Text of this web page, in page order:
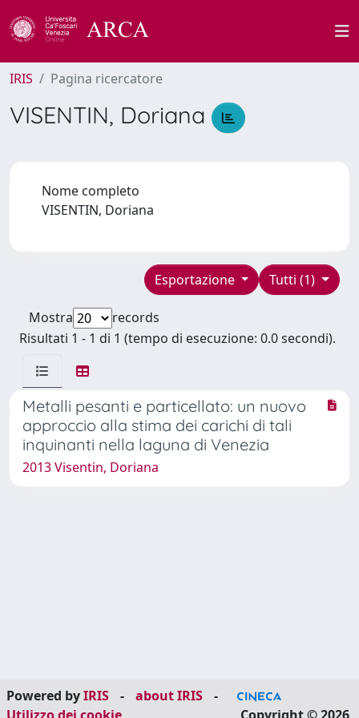
IRIS Pagina ricercatore
VISENTIN, Doriana
Nome completo
VISENTIN, Doriana
Tutti (1)
Esportazione
Mostra
records
Risultati 1 - 1 di 1 (tempo di esecuzione: 0.0 secondi).
Metalli pesanti e particellato: un nuovo
approccio alla stima dei carichi di tali
inquinanti nella laguna di Venezia
2013 Visentin, Doriana
Powered byIRIS - about IRIS
-